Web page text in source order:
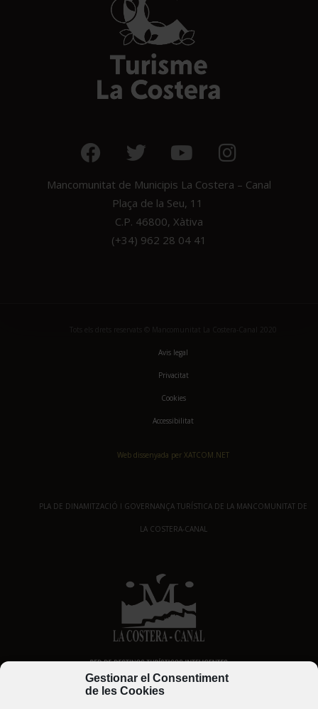
Gestionar el Consentiment
de les Cookies
Mancomunitat de Municipis La Costera – Canal
Plaça de la Seu, 11
C.P. 46800, Xàtiva
(+34) 962 28 04 41
Avis legal
Privacitat
Cookies
Accessibilitat
Web dissenyada per XATCOM.NET
PLA DE DINAMITZACIÓ I GOVERNANÇA TURÍSTICA DE LA MANCOMUNITAT DE
LA COSTERA-CANAL